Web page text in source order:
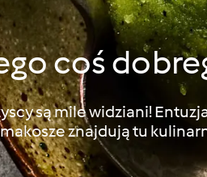
coś
są mile widziani!
znajdują tu